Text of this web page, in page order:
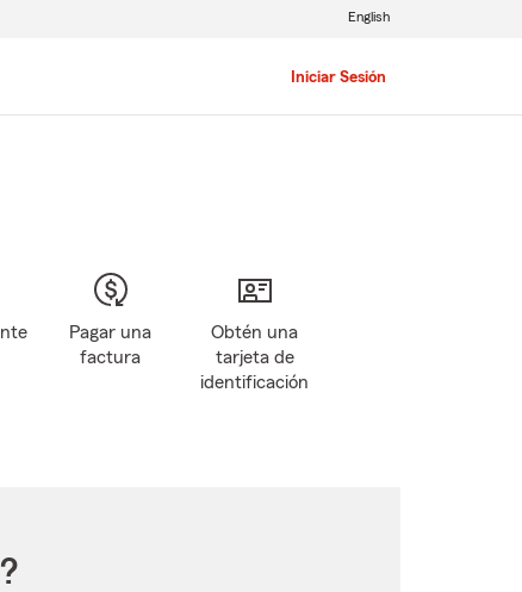
Iniciar Sesión
English
Pagar una
factura
Obtén una
tarjeta de
identificación